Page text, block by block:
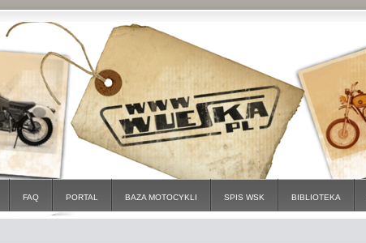
FAQ PORTAL BAZA MOTOCYKLI SPIS WSK BIBLIOTEKA